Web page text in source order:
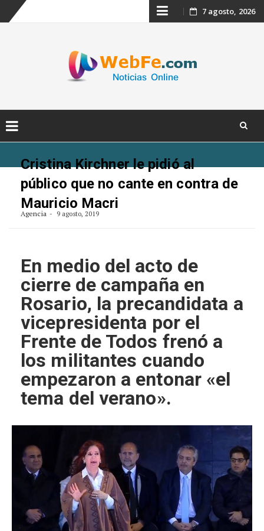
Skip
content
7 agosto, 2026
Cristina Kirchner le pidió al
público que no cante en contra de
Mauricio Macri
Agencia 9 agosto, 2019
En medio del acto de
cierre de campaña en
Rosario, la precandidata a
vicepresidenta por el
Frente de Todos frenó a
los militantes cuando
empezaron a entonar «el
tema del verano».